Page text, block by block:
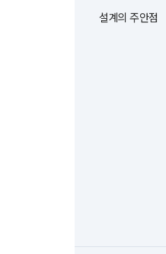
설계의 주안점